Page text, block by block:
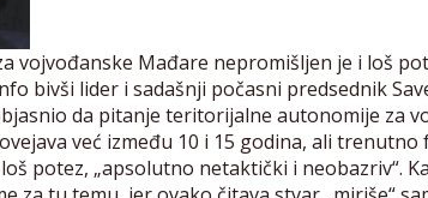
vojvođanske Mađare nepromišljen je i loš
bivši lider i sadašnji počasni predsednik
da pitanje teritorijalne autonomije za
već između 10 i 15 godina, ali
potez, „apsolutno netaktički i neobazriv“.